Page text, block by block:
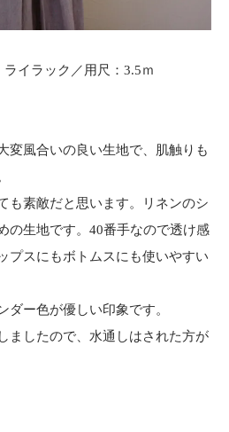
イラック／用尺：3.5ｍ
変風合いの良い生地で、肌触りも
も素敵だと思います。リネンのシ
の生地です。40番手なので透け感
プスにもボトムスにも使いやすい
ダー色が優しい印象です。
ましたので、水通しはされた方が